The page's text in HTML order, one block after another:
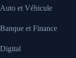
Auto et Véhicule
Banque et Finance
Digital